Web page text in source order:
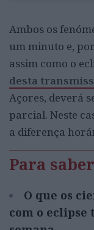
Ambos os
um minuto e,
assim como o
desta
Açores, deverá
parcial. Neste
a diferença
Para
O que os
com o eclipse